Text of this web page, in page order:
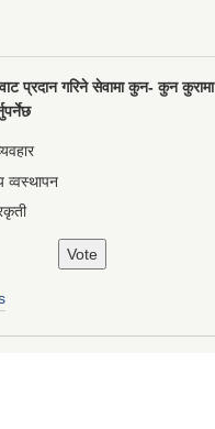
प्रदान गरिने सेवामा कुन- कुन कुरामा
व्वस्थापन